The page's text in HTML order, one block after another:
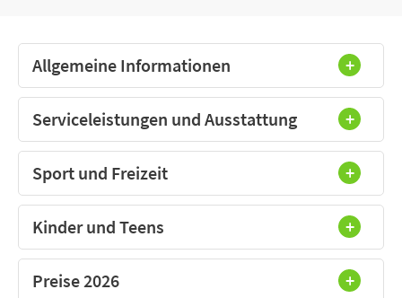
Allgemeine Informationen
Serviceleistungen und Ausstattung
Sport und Freizeit
Kinder und Teens
Preise 2026